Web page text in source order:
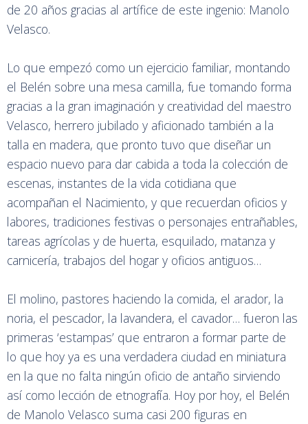
de 20 años gracias al artífice de este ingenio: Manolo
Velasco.
Lo que empezó como un ejercicio familiar, montando
el Belén sobre una mesa camilla, fue tomando forma
gracias a la gran imaginación y creatividad del maestro
Velasco, herrero jubilado y aficionado también a la
talla en madera, que pronto tuvo que diseñar un
espacio nuevo para dar cabida a toda la colección de
escenas, instantes de la vida cotidiana que
acompañan el Nacimiento, y que recuerdan oficios y
labores, tradiciones festivas o personajes entrañables,
tareas agrícolas y de huerta, esquilado, matanza y
carnicería, trabajos del hogar y oficios antiguos…
El molino, pastores haciendo la comida, el arador, la
noria, el pescador, la lavandera, el cavador… fueron las
primeras ‘estampas’ que entraron a formar parte de
lo que hoy ya es una verdadera ciudad en miniatura
en la que no falta ningún oficio de antaño sirviendo
así como lección de etnografía. Hoy por hoy, el Belén
de Manolo Velasco suma casi 200 figuras en